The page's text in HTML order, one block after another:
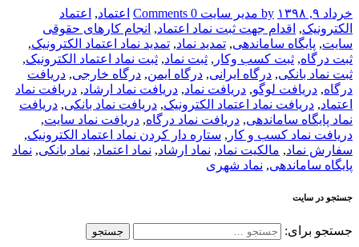
خرداد ۹, ۱۳۹۸ by مدیر سایت 0 Comments اعتماد,
اعتماد
الکترونیک, اقدام جهت ثبت نماد اعتماد, انجام کارهای حقوقی
سایت, پایگاه ساماندهی, تمدید نماد, تمدید نماد اعتماد الکترونیک,
ثبت درگاه, ثبت کسب وکار , ثبت نماد, ثبت نماد اعتماد الکترونیک,
ثبت نماد بانکی, درگاه ایرانی, درگاه ایمن, درگاه خارجی, دریافت
درگاه, دریافت لوگو, دریافت نماد, دریافت نماد ارشاد, دریافت نماد
اعتماد, دریافت نماد اعتماد الکترونیک, دریافت نماد بانکی, دریافت
نماد پایگاه ساماندهی, دریافت نماد درگاه, دریافت نماد سایت,
دریافت نماد کسب و کار , ستاره دار کردن نماد اعتماد الکترونیک,
سفارش نماد, مالکیت نماد, نماد ارشاد, نماد اعتماد, نماد بانکی, نماد
پایگاه ساماندهی, نماد شهری
جستجو در سایت
جستجو برای: